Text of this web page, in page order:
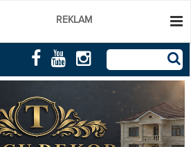
REKLAM